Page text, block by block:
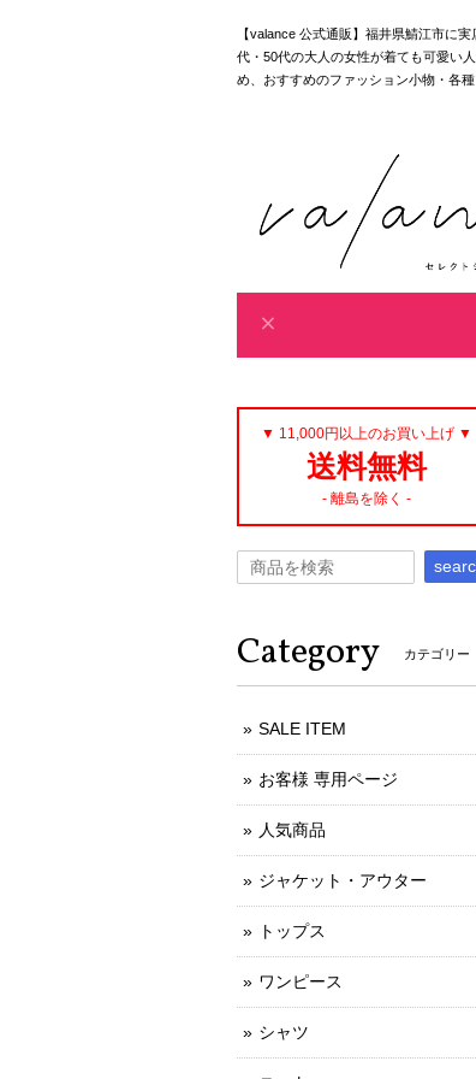
【valance 公式通販】福井県鯖江市に
代・50代の大人の女性が着ても可愛い
め、おすすめのファッション小物・各
▼ 11,000円以上のお買い上げ ▼
送料無料
- 離島を除く -
Category カテゴリー
SALE ITEM
お客様 専用ページ
人気商品
ジャケット・アウター
トップス
ワンピース
シャツ